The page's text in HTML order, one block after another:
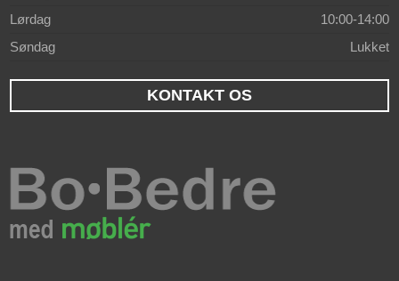
Lørdag
10:00-14:00
Søndag
Lukket
KONTAKT OS